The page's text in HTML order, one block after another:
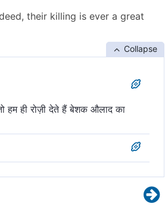
their killing is ever a great
Collapse
हम ही रोज़ी देते हैं बेशक औलाद का